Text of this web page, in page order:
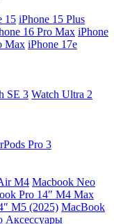
15 iPhone 15 Plus
16 Pro Max iPhone
Max iPhone 17e
SE 3 Watch Ultra 2
Pro 3
М4 Macbook Neo
Pro 14″ M4 Max
M5 (2025) MacBook
Аксессуары